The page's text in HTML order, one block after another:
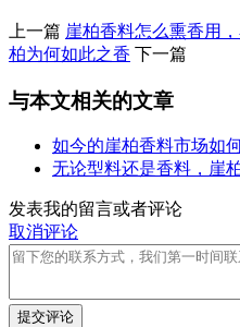
上一篇 崖柏香料怎么熏香用
柏为何如此之香 下一篇
与本文相关的文章
如今的崖柏香料市场如
无论型料还是香料，崖
发表我的留言或者评论
取消评论
提交评论